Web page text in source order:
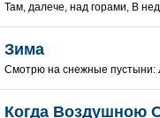
Там, далече, над горами, В
Зима
Смотрю на снежные пустыни:
Когда Воздушною